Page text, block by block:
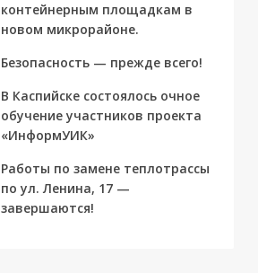
контейнерным площадкам в
новом микрорайоне.
Безопасность — прежде всего!
В Каспийске состоялось очное
обучение участников проекта
«ИнформУИК»
Работы по замене теплотрассы
по ул. Ленина, 17 —
завершаются!